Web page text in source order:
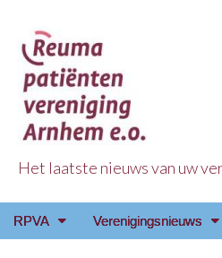
Reuma
Het laatste nieuws van uw
Main
Skip
RPVA Verenigingsnieuws